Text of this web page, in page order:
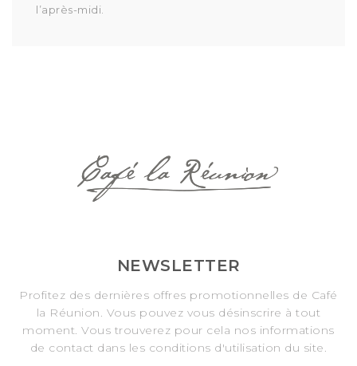
l’après-midi.
NEWSLETTER
Profitez des dernières offres promotionnelles de Café
la Réunion. Vous pouvez vous désinscrire à tout
moment. Vous trouverez pour cela nos informations
de contact dans les conditions d'utilisation du site.